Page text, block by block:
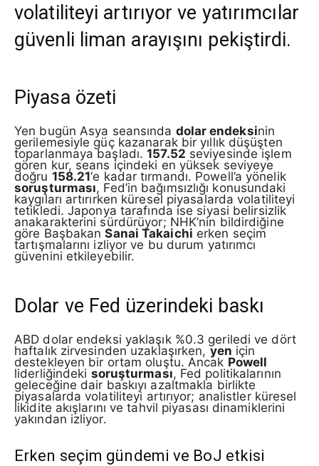
volatiliteyi artırıyor ve yatırımcılar
güvenli liman arayışını pekiştirdi.
Piyasa özeti
Yen bugün Asya seansında dolar endeksinin
gerilemesiyle güç kazanarak bir yıllık düşüşten
toparlanmaya başladı.157.52 seviyesinde işlem
gören kur, seans içindeki en yüksek seviyeye
doğru 158.21‘e kadar tırmandı. Powell’a yönelik
soruşturması, Fed’in bağımsızlığı konusundaki
kaygıları artırırken küresel piyasalarda volatiliteyi
tetikledi. Japonya tarafında ise siyasi belirsizlik
anakarakterini sürdürüyor; NHK’nin bildirdiğine
göre BaşbakanSanai Takaichi erken seçim
tartışmalarını izliyor ve bu durum yatırımcı
güvenini etkileyebilir.
Dolar ve Fed üzerindeki baskı
ABD dolar endeksi yaklaşık %0.3 geriledi ve dört
haftalık zirvesinden uzaklaşırken, yen için
destekleyen bir ortam oluştu. Ancak Powell
liderliğindeki soruşturması, Fed politikalarının
geleceğine dair baskıyı azaltmakla birlikte
piyasalarda volatiliteyi artırıyor; analistler küresel
likidite akışlarını ve tahvil piyasası dinamiklerini
yakından izliyor.
Erken seçim gündemi ve BoJ etkisi